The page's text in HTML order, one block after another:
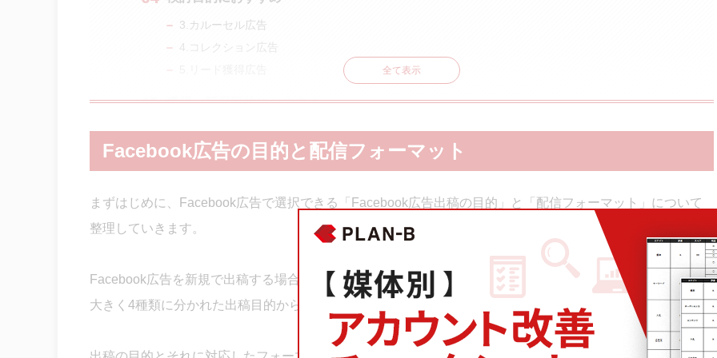
3.カルーセル広告
4.コレクション広告
獲得・販促目的におすすめ
6.獲得・販促目的におすすめ：リンク広告
7.：ダイナミック広告
8.：モバイルアプリ広告(インストール)
9.：リーチ広告(旧：近隣エリア広告)
まとめ
全て表示
Facebook広告の目的と配信フォーマット
まずはじめに、Facebook広告で選択できる「Facebook広告出稿の目的」と「配信フォーマット」について
整理していきます。
Facebook広告を新規で出稿する場合には、大きく「認知獲得 」「 」 「獲得・販促」「ロイヤリティ」の
大きく4種類に分かれた出稿目的から、広告の出稿目的に合ったものを選ぶ必要があります。